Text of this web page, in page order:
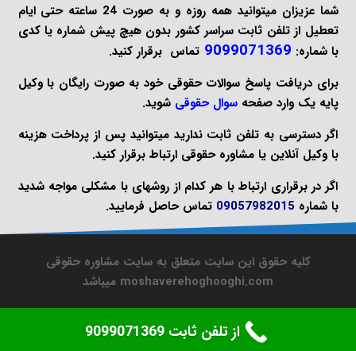
شما عزیزان میتوانید همه روزه و به صورت 24 ساعته حتی ایام
تعطیل از تلفن ثابت سراسر کشور بدون هیچ پیش شماره یا کدی
با شماره: 9099071369 تماس برقرار کنید.
برای دریافت پاسخ سوالات حقوقی خود به صورت رایگان با وکیل
پایه یک وارد صفحهسوال حقوقی شوید.
اگر دسترسی به تلفن ثابت ندارید میتوانید پس از پرداخت هزینه
باوکیل آنلاین یامشاوره حقوقی ارتباط برقرار کنید.
اگر در برقراری ارتباط با هر کدام از روشهای با مشکلی مواجه شدید
با شماره 09057982015 تماس حاصل فرمایید.
کلیه حقوق این سایت متعلق به سایت مشاوره حقوقی
moshaverehoghooghi.com میباشد
از تلفن ثابت 9099071369